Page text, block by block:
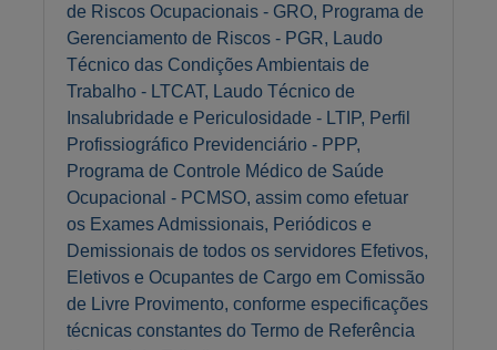
de Riscos Ocupacionais - GRO, Programa de
Gerenciamento de Riscos - PGR, Laudo
Técnico das Condições Ambientais de
Trabalho - LTCAT, Laudo Técnico de
Insalubridade e Periculosidade - LTIP, Perfil
Profissiográfico Previdenciário - PPP,
Programa de Controle Médico de Saúde
Ocupacional - PCMSO, assim como efetuar
os Exames Admissionais, Periódicos e
Demissionais de todos os servidores Efetivos,
Eletivos e Ocupantes de Cargo em Comissão
de Livre Provimento, conforme especificações
técnicas constantes do Termo de Referência